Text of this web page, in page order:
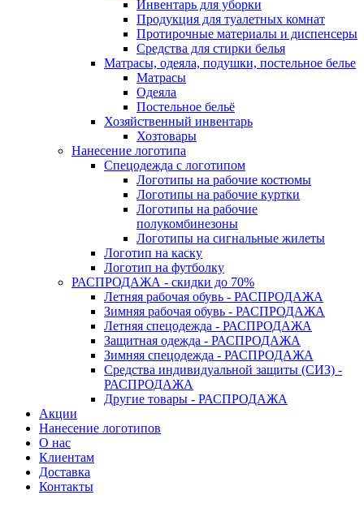
Инвентарь для уборки
Продукция для туалетных комнат
Протирочные материалы и диспенсеры
Средства для стирки белья
Матрасы, одеяла, подушки, постельное белье
Матрасы
Одеяла
Постельное бельё
Хозяйственный инвентарь
Хозтовары
Нанесение логотипа
Спецодежда с логотипом
Логотипы на рабочие костюмы
Логотипы на рабочие куртки
Логотипы на рабочие
полукомбинезоны
Логотипы на сигнальные жилеты
Логотип на каску
Логотип на футболку
РАСПРОДАЖА - скидки до 70%
Летняя рабочая обувь - РАСПРОДАЖА
Зимняя рабочая обувь - РАСПРОДАЖА
Летняя спецодежда - РАСПРОДАЖА
Защитная одежда - РАСПРОДАЖА
Зимняя спецодежда - РАСПРОДАЖА
Средства индивидуальной защиты (СИЗ) -
РАСПРОДАЖА
Другие товары - РАСПРОДАЖА
Акции
Нанесение логотипов
О нас
Клиентам
Доставка
Контакты